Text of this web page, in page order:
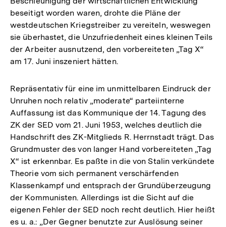
beseitigt worden waren, drohte die Pläne der
westdeutschen Kriegstreiber zu vereiteln, weswegen
sie überhastet, die Unzufriedenheit eines kleinen Teils
der Arbeiter ausnutzend, den vorbereiteten „Tag X“
am 17. Juni inszeniert hätten.
Repräsentativ für eine im unmittelbaren Eindruck der
Unruhen noch relativ „moderate“ parteiinterne
Auffassung ist das Kommunique der 14. Tagung des
ZK der SED vom 21. Juni 1953, welches deutlich die
Handschrift des ZK-Mitglieds R. Herrnstadt trägt. Das
Grundmuster des von langer Hand vorbereiteten „Tag
X“ ist erkennbar. Es paßte in die von Stalin verkündete
Theorie vom sich permanent verschärfenden
Klassenkampf und entsprach der Grundüberzeugung
der Kommunisten. Allerdings ist die Sicht auf die
eigenen Fehler der SED noch recht deutlich. Hier heißt
es u. a.: „Der Gegner benutzte zur Auslösung seiner